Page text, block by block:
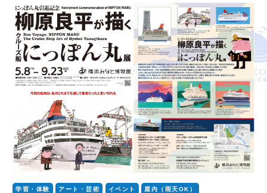
学習・体験 アート・芸術 イベント 屋内（雨天OK）